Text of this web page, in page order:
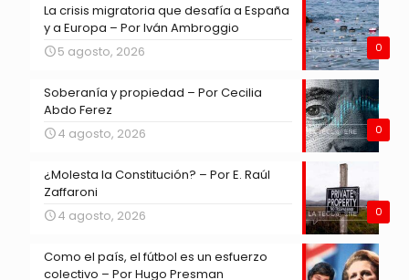
0
La crisis migratoria que desafía a España
y a Europa – Por Iván Ambroggio
5 agosto, 2026
0
Soberanía y propiedad – Por Cecilia
Abdo Ferez
4 agosto, 2026
0
¿Molesta la Constitución? – Por E. Raúl
Zaffaroni
4 agosto, 2026
Como el país, el fútbol es un esfuerzo
colectivo – Por Hugo Presman